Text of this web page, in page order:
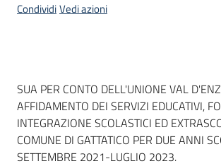
CondividiVedi azioni
Dati del bando
SUA PER CONTO DELL'UNIONE VAL
AFFIDAMENTO DEI SERVIZI EDUCATIVI,
INTEGRAZIONE SCOLASTICI ED
COMUNE DI GATTATICO PER DUE ANNI
SETTEMBRE 2021-LUGLIO 2023.